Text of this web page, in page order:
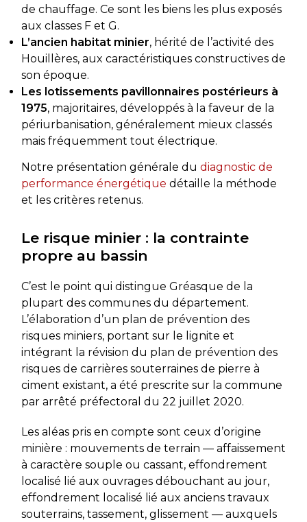
de chauffage. Ce sont les biens les plus exposés
aux classes F et G.
L’ancien habitat minier, hérité de l’activité des
Houillères, aux caractéristiques constructives de
son époque.
Les lotissements pavillonnaires postérieurs à
1975, majoritaires, développés à la faveur de la
périurbanisation, généralement mieux classés
mais fréquemment tout électrique.
Notre présentation générale du diagnostic de
performance énergétique détaille la méthode
et les critères retenus.
Le risque minier : la contrainte
propre au bassin
C’est le point qui distingue Gréasque de la
plupart des communes du département.
L’élaboration d’un plan de prévention des
risques miniers, portant sur le lignite et
intégrant la révision du plan de prévention des
risques de carrières souterraines de pierre à
ciment existant, a été prescrite sur la commune
par arrêté préfectoral du 22 juillet 2020.
Les aléas pris en compte sont ceux d’origine
minière : mouvements de terrain — affaissement
à caractère souple ou cassant, effondrement
localisé lié aux ouvrages débouchant au jour,
effondrement localisé lié aux anciens travaux
souterrains, tassement, glissement — auxquels